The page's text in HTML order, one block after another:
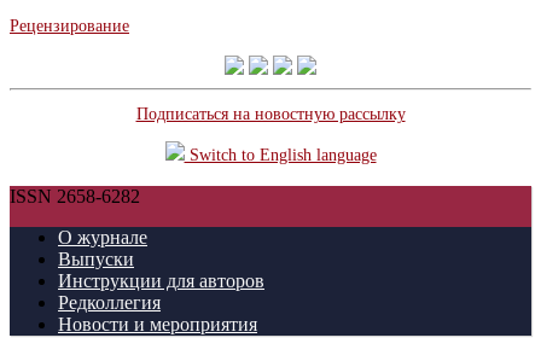
Рецензирование
Подписаться на новостную рассылку
Switch to English language
ISSN 2658-6282
О журнале
Выпуски
Инструкции для авторов
Редколлегия
Новости и мероприятия